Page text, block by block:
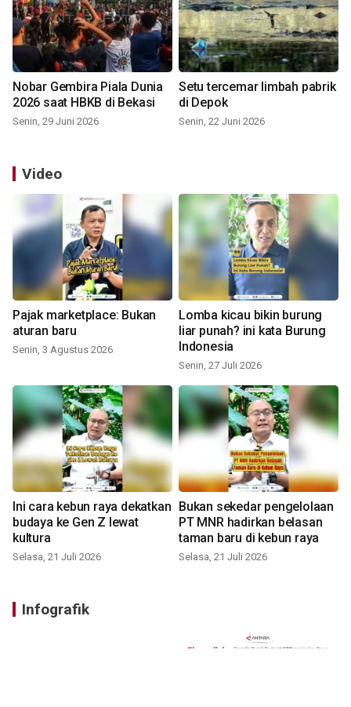
Nobar Gembira Piala Dunia
2026 saat HBKB di Bekasi
Senin, 29 Juni 2026
Setu tercemar limbah pabrik
di Depok
Senin, 22 Juni 2026
Video
Pajak marketplace: Bukan
aturan baru
Senin, 3 Agustus 2026
Lomba kicau bikin burung
liar punah? ini kata Burung
Indonesia
Senin, 27 Juli 2026
Ini cara kebun raya dekatkan
budaya ke Gen Z lewat
kultura
Selasa, 21 Juli 2026
Bukan sekedar pengelolaan
PT MNR hadirkan belasan
taman baru di kebun raya
Selasa, 21 Juli 2026
Infografik